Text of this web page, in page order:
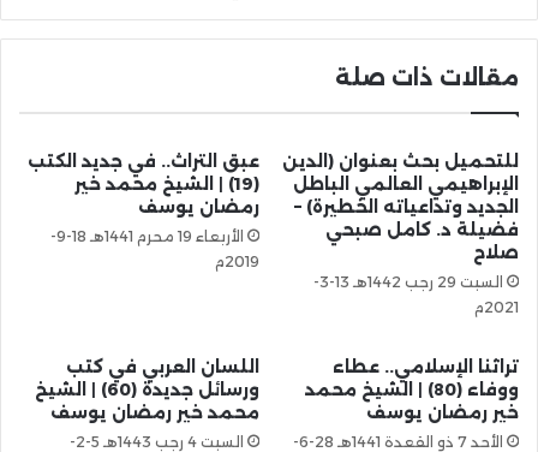
مقالات ذات صلة
للتحميل بحث بعنوان (الدين
الإبراهيمي العالمي الباطل
الجديد وتداعياته الخطيرة) –
فضيلة د. كامل صبحي
صلاح
السبت 29 رجب 1442هـ 13-3-
2021م
عبق التراث.. في جديد الكتب
(19) | الشيخ محمد خير
رمضان يوسف
الأربعاء 19 محرم 1441هـ 18-9-
2019م
تراثنا الإسلامي.. عطاء
ووفاء (80) | الشيخ محمد
خير رمضان يوسف
الأحد 7 ذو القعدة 1441هـ 28-6-
اللسان العربي في كتب
ورسائل جديدة (60) | الشيخ
محمد خير رمضان يوسف
السبت 4 رجب 1443هـ 5-2-